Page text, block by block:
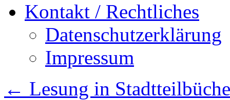
Kontakt / Rechtliches
Datenschutzerklärung
Impressum
← Lesung in